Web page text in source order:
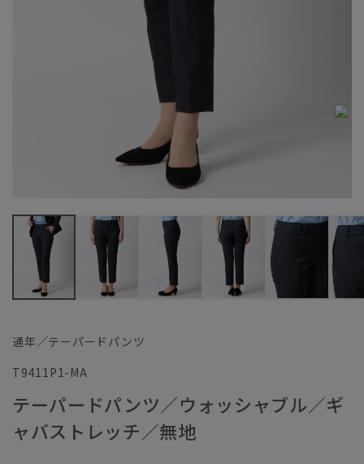
通年／テーパードパンツ
T9411P1-MA
テーパードパンツ／ウォッシャブル／ギ
ャバストレッチ／無地